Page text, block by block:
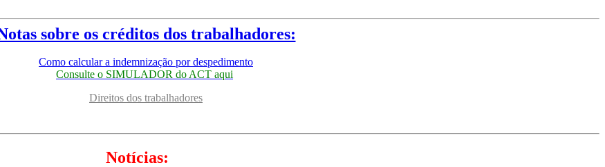
sobre os créditos dos trabalhadores:
Como calcular a indemnização por despedimento
Consulte o SIMULADOR do ACT aqui
Direitos dos trabalhadores
Notícias: